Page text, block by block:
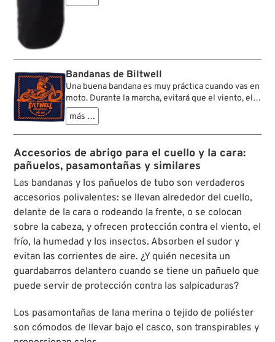
mucho más conveniente y de aplicación versátil: el
Buff Windproof es una prenda ideal para
motociclistas porque su sección inferior incluye
una capa de material Gore Windstopper que ofrece
protección excelente contra el viento, la humedad
y el frío gracias a la barrera aislante de aire
caliente que se forma entre la piel y la prenda. Se
Bandanas de Biltwell
Una buena bandana es muy práctica cuando vas en
moto. Durante la marcha, evitará que el viento, el
frío y la humedad se te cuelen por el cuello, o que
los bichos te golpeen la cara. Cuando te bajes de la
moto, te protege del sol y el agua, o puedes
también puedes sonarte, limpiar el parabrisas,
reemplazar el guardabarros delantero, etc. En
realidad, un motero no puede vivir sin pañuelo.
Una selección de pañuelos bandana de Biltwell.
Con motivos característicos en el inconfundible
estilo Biltwell, impresos por una cara sobre un
resistente tejido de poliéster y algodón. Versátiles
y desde hace tiempo una parte esencial de la
cultura motociclista.
más …
Accesorios de abrigo para el cuello y la cara:
pañuelos, pasamontañas y similares
Las bandanas y los pañuelos de tubo son verdaderos
accesorios polivalentes: se llevan alrededor del cuello,
delante de la cara o rodeando la frente, o se colocan
sobre la cabeza, y ofrecen protección contra el viento, el
frío, la humedad y los insectos. Absorben el sudor y
evitan las corrientes de aire. ¿Y quién necesita un
guardabarros delantero cuando se tiene un pañuelo que
puede servir de protección contra las salpicaduras?
Los pasamontañas de lana merina o tejido de poliéster
son cómodos de llevar bajo el casco, son transpirables y